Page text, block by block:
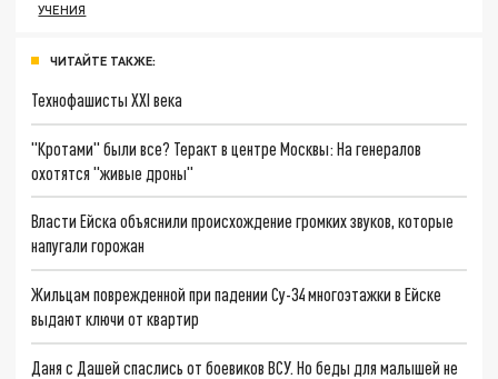
УЧЕНИЯ
ЧИТАЙТЕ ТАКЖЕ:
Технофашисты XXI века
"Кротами" были все? Теракт в центре Москвы: На генералов
охотятся "живые дроны"
Власти Ейска объяснили происхождение громких звуков, которые
напугали горожан
Жильцам поврежденной при падении Су-34 многоэтажки в Ейске
выдают ключи от квартир
Даня с Дашей спаслись от боевиков ВСУ. Но беды для малышей не